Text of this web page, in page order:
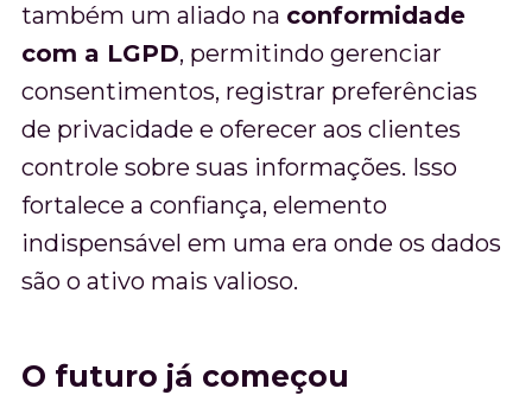
também um aliado na conformidade
com a LGPD, permitindo gerenciar
consentimentos, registrar preferências
de privacidade e oferecer aos clientes
controle sobre suas informações. Isso
fortalece a confiança, elemento
indispensável em uma era onde os dados
são o ativo mais valioso.
O futuro já começou